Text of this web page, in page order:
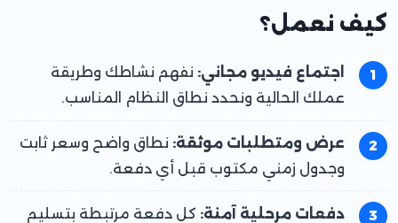
كيف نعمل؟
اجتماع فيديو مجاني: نفهم نشاطك وطريقة
عملك الحالية ونحدد نطاق النظام المناسب.
عرض ومتطلبات موثقة: نطاق واضح وسعر ثابت
وجدول زمني مكتوب قبل أي دفعة.
دفعات مرحلية آمنة: كل دفعة مرتبطة بتسليم